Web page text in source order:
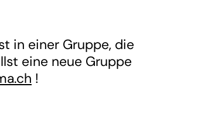
in einer Gruppe, die
eine neue Gruppe
!